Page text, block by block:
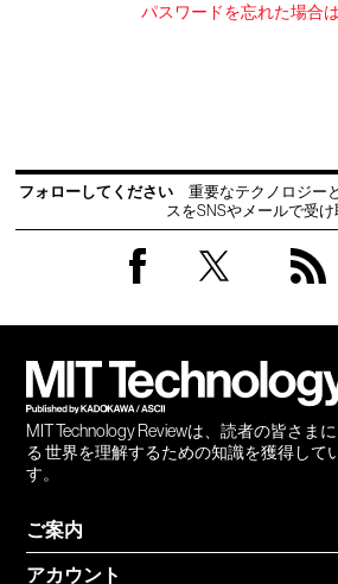
パスワードを忘れた場合
フォローしてください
重要なテクノロジー
スをSNSやメールで受け
MIT Technology Reviewは、読者の皆さま
る 世界を理解するための知識を獲得して
す。
ご案内
アカウント